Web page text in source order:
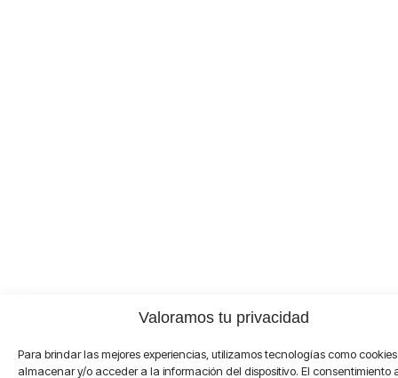
Valoramos tu privacidad
Para brindar las mejores experiencias, utilizamos tecnologías como
almacenar y/o acceder a la información del dispositivo. El consentimiento